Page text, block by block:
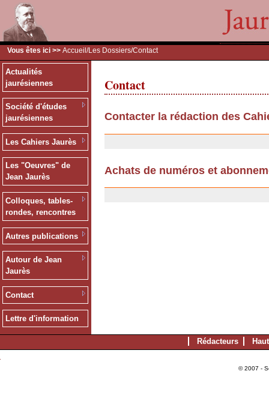
Vous êtes ici >> Accueil /Les Dossiers/Contact
Actualités
jaurésiennes
Société d'études
jaurésiennes
Les Cahiers Jaurès
Les "Oeuvres" de
Jean Jaurès
Colloques, tables-
rondes, rencontres
Autres publications
Autour de Jean
Jaurès
Contact
Lettre d'information
Contact
Contacter la rédaction des
Achats de numéros et
Rédacteurs
© 2007 -